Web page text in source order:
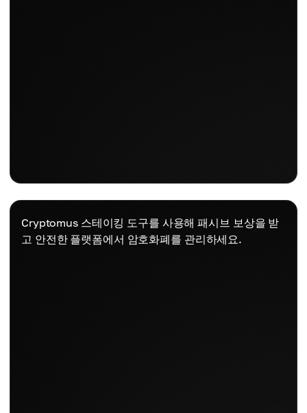
Cryptomus 스테이킹 도구를 사용해 패시브 보상을 받
고 안전한 플랫폼에서 암호화폐를 관리하세요.